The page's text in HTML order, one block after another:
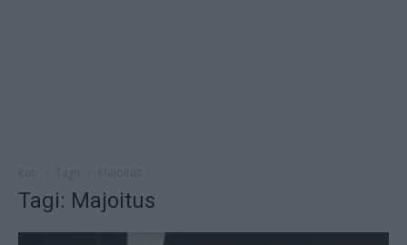
Tagi: Majoitus